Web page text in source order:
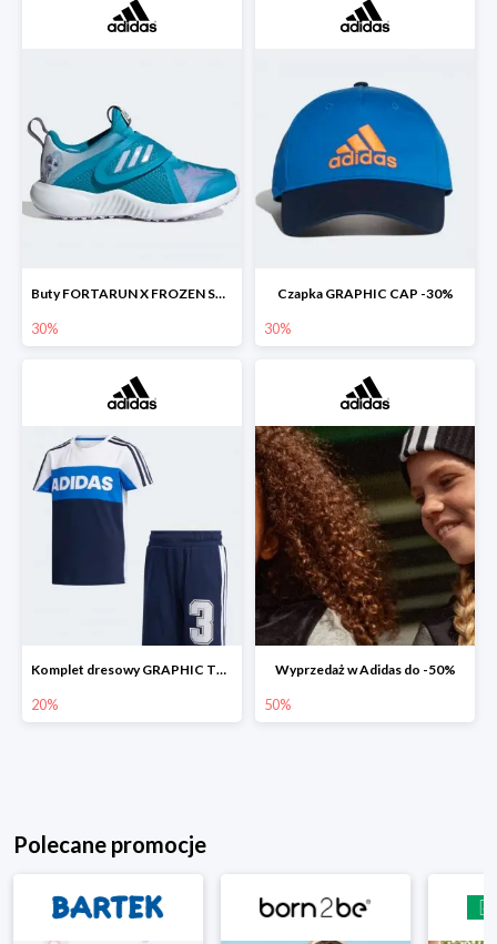
Buty FORTARUN X FROZEN SHOES -30%
30%
Czapka GRAPHIC CAP -30%
30%
Komplet dresowy GRAPHIC TRACK SUIT -20%
20%
Wyprzedaż w Adidas do -50%
50%
Polecane promocje